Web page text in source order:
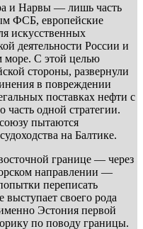
и Нарвы — лишь часть
ФСБ, европейские
искусственных
деятельности России и
море. С этой целью
стороны, развернули
в повреждении
поставках нефти с
одной стратегии.
пытаются
на Балтике.
границе — через
направлении —
переписать
своего рода
Эстония первой
по поводу границы.